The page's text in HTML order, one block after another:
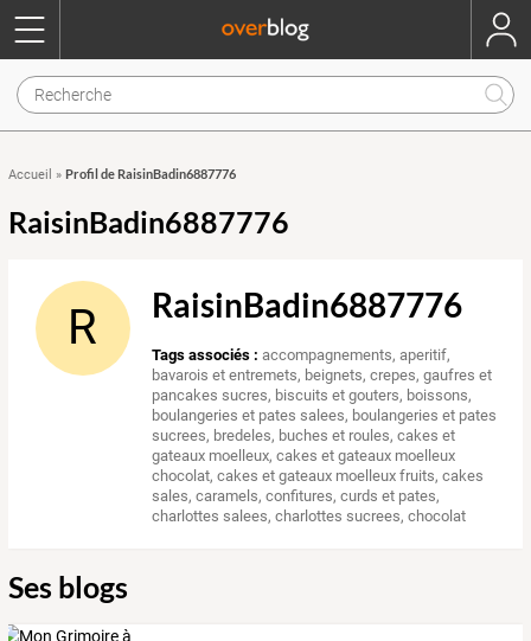
Accueil » Profil de RaisinBadin6887776
RaisinBadin6887776
R RaisinBadin6887776
Tags associés : accompagnements,aperitif,
bavarois et entremets, beignets, crepes, gaufres et
pancakes sucres, biscuits et gouters, boissons,
boulangeries et pates salees, boulangeries et pates
sucrees, bredeles, buches et roules,cakes et
gateaux moelleux,cakes et gateaux moelleux
chocolat,cakes et gateaux moelleux fruits,cakes
sales,caramels, confitures, curds et pates,
charlottes salees,charlottes sucrees,chocolat
Ses blogs